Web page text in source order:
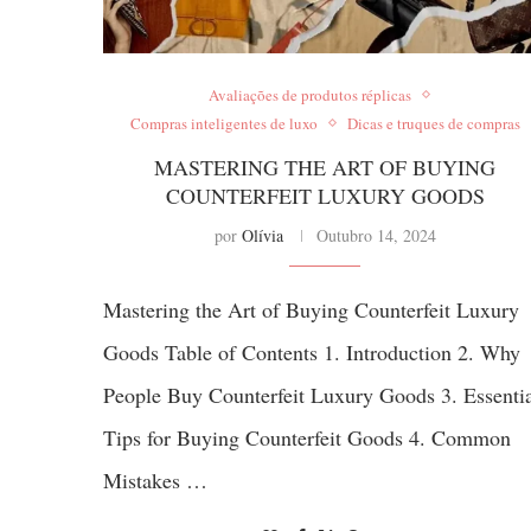
Avaliações de produtos réplicas
Compras inteligentes de luxo
Dicas e truques de compras
MASTERING THE ART OF BUYING
COUNTERFEIT LUXURY GOODS
por Olívia Outubro 14, 2024
Mastering the Art of Buying Counterfeit Luxury
Goods Table of Contents 1. Introduction 2. Why
People Buy Counterfeit Luxury Goods 3.
Tips for Buying Counterfeit Goods 4. Common
Mistakes …